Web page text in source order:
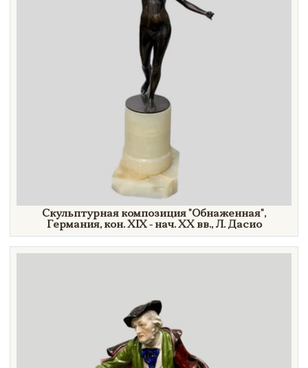
Скульптурная композиция"Обнаженная",
Германия, кон. XIX - нач. XX вв., Л. Дасио